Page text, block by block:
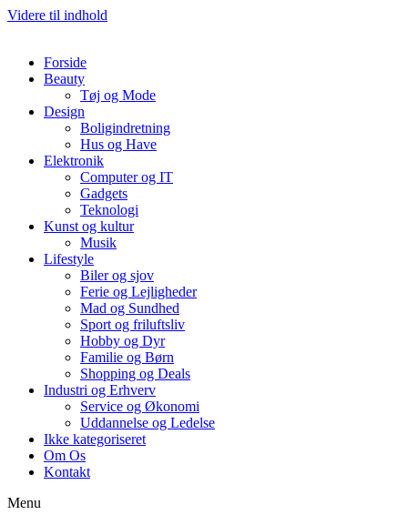
Videre til indhold
Forside
Beauty
Tøj og Mode
Design
Boligindretning
Hus og Have
Elektronik
Computer og IT
Gadgets
Teknologi
Kunst og kultur
Musik
Lifestyle
Biler og sjov
Ferie og Lejligheder
Mad og Sundhed
Sport og friluftsliv
Hobby og Dyr
Familie og Børn
Shopping og Deals
Industri og Erhverv
Service og Økonomi
Uddannelse og Ledelse
Ikke kategoriseret
Om Os
Kontakt
Menu